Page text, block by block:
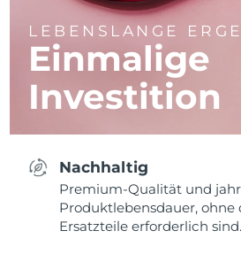
LEBENSLANGE
Einmalige
Investition
Nachhaltig
Premium-Qualität und
Produktlebensdauer, ohne
Ersatzteile erforderlich sind.